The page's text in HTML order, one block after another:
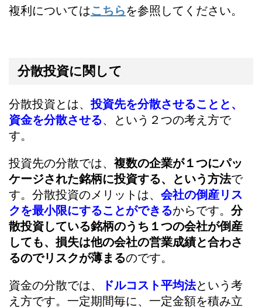
複利についてはこちらを参照してください。
分散投資に関して
分散投資とは、 投資先を分散させることと、
資金を分散させる、という２つの考え方で
す。
投資先の分散では、複数の企業が１つにパッ
ケージされた銘柄に投資する、という方法で
す。分散投資のメリットは、 会社の倒産リス
クを最小限にすることができるからです。 分
散投資している銘柄のうち１つの会社が倒産
しても、損失は他の会社の営業成績と合わさ
るのでリスクが薄まるのです。
資金の分散では、 ドルコスト平均法という考
え方です。一定期間毎に、一定金額を積み立